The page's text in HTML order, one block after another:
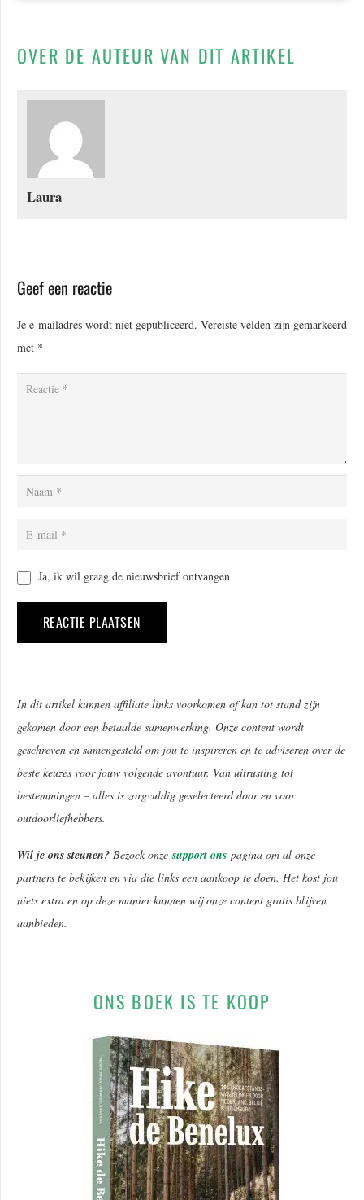
OVER DE AUTEUR VAN DIT ARTIKEL
Laura
Geef een reactie
Je e-mailadres wordt niet gepubliceerd. Vereiste velden zijn gemarkeerd
met *
Ja, ik wil graag de nieuwsbrief ontvangen
REACTIE PLAATSEN
In dit artikel kunnen affiliate links voorkomen of kan tot stand zijn
gekomen door een betaalde samenwerking. Onze content wordt
geschreven en samengesteld om jou te inspireren en te adviseren over de
beste keuzes voor jouw volgende avontuur. Van uitrusting tot
bestemmingen – alles is zorgvuldig geselecteerd door en voor
outdoorliefhebbers.
Wil je ons steunen? Bezoek onzesupport ons-pagina om al onze
partners te bekijken en via die links een aankoop te doen. Het kost jou
niets extra en op deze manier kunnen wij onze content gratis blijven
aanbieden.
ONS BOEK IS TE KOOP